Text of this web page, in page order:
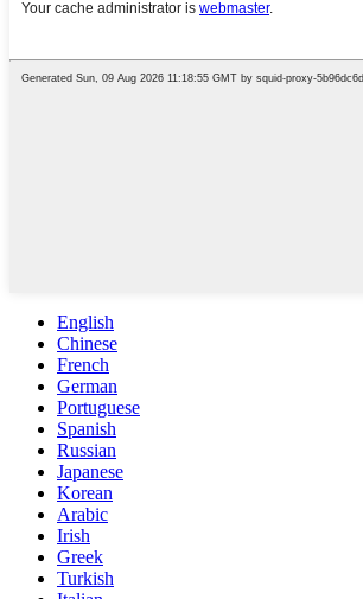
English
Chinese
French
German
Portuguese
Spanish
Russian
Japanese
Korean
Arabic
Irish
Greek
Turkish